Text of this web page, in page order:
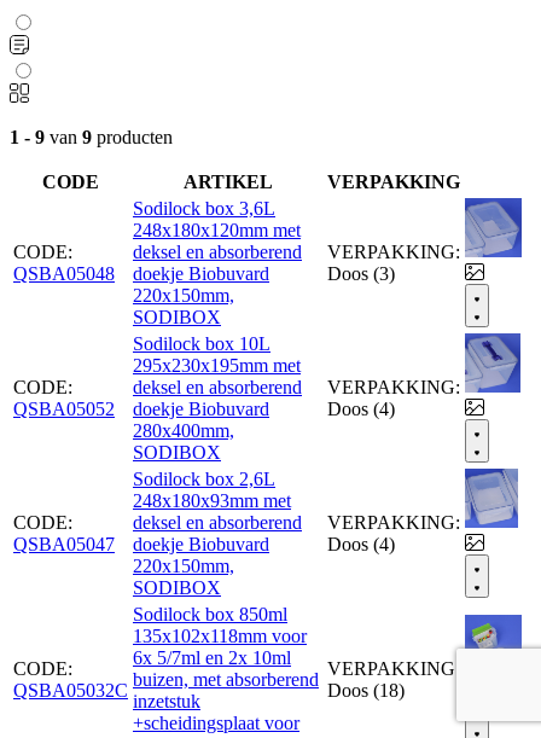
1 - 9 van 9 producten
CODE ARTIKEL VERPAKKING
CODE:
QSBA05048
Sodilock box 3,6L
248x180x120mm met
deksel en absorberend
doekje Biobuvard
220x150mm,
SODIBOX
VERPAKKING:
Doos (3)
CODE:
QSBA05052
Sodilock box 10L
295x230x195mm met
deksel en absorberend
doekje Biobuvard
280x400mm,
SODIBOX
VERPAKKING:
Doos (4)
CODE:
QSBA05047
Sodilock box 2,6L
248x180x93mm met
deksel en absorberend
doekje Biobuvard
220x150mm,
SODIBOX
VERPAKKING:
Doos (4)
CODE:
QSBA05032C
Sodilock box 850ml
135x102x118mm voor
6x 5/7ml en 2x 10ml
buizen, met absorberend
inzetstuk
+scheidingsplaat voor
VERPAKKING:
Doos (18)